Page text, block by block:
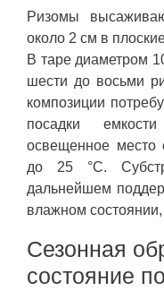
Ризомы
около 2 см в
В таре диаметром
шести до восьми
композиции
посадки
освещенное место
до 25 °C.
дальнейшем
влажном
Сезонная
состояние